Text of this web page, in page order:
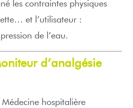
les contraintes physiques
et l’utilisateur :
de l’eau.
d’analgésie
Médecine hospitalière